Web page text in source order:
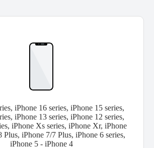
iPhone 16 series, iPhone 15 series,
iPhone 13 series, iPhone 12 series,
iPhone Xs series, iPhone Xr, iPhone
Plus, iPhone 7/7 Plus, iPhone 6 series,
iPhone 5 - iPhone 4